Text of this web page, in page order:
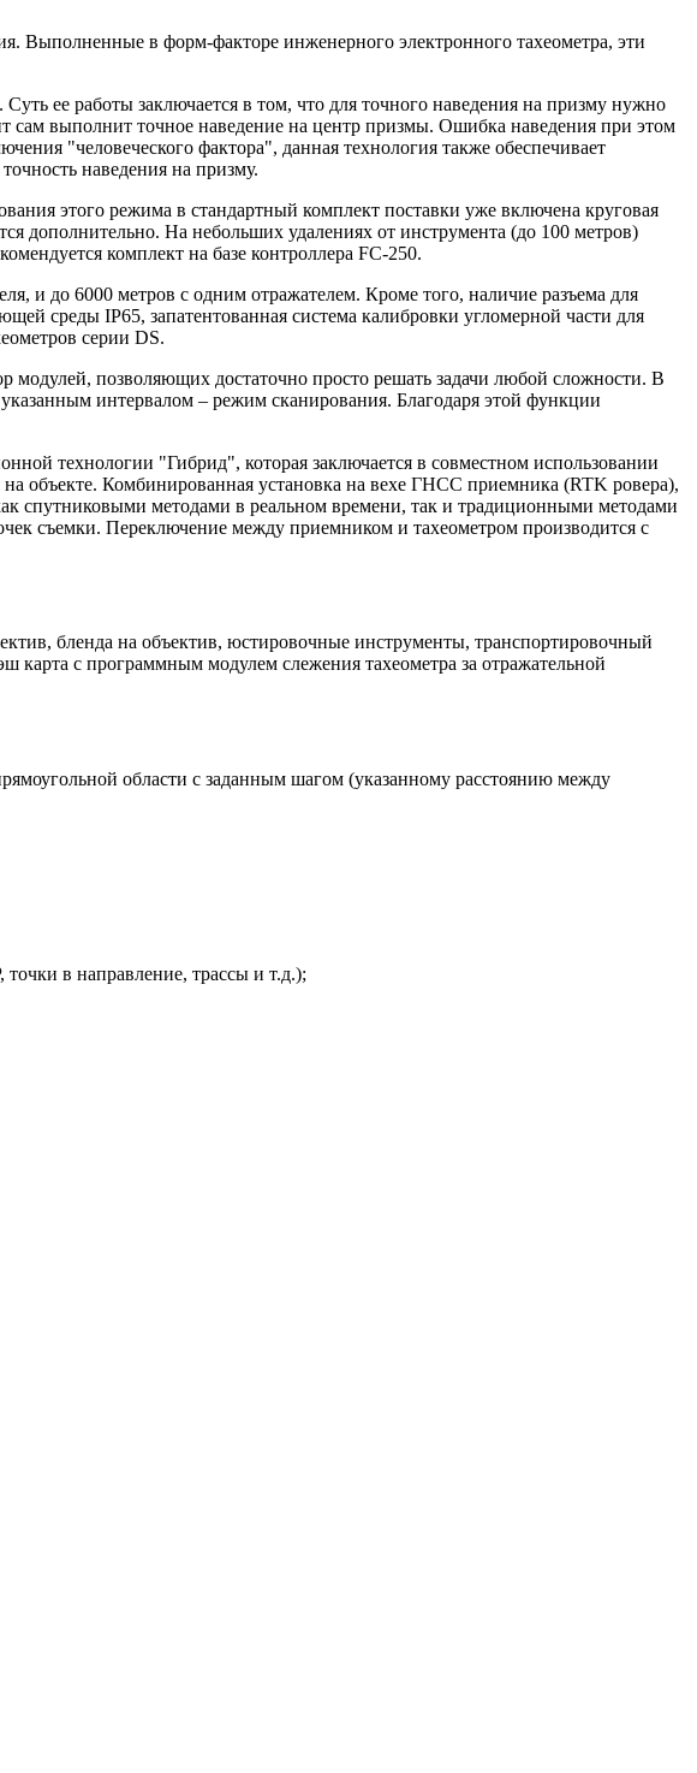
Выполненные в форм-факторе инженерного электронного тахеометра, эти
ее работы заключается в том, что для точного наведения на призму нужно
сам выполнит точное наведение на центр призмы. Ошибка наведения при этом
"человеческого фактора", данная технология также обеспечивает
наведения на призму.
этого режима в стандартный комплект поставки уже включена круговая
дополнительно. На небольших удалениях от инструмента (до 100 метров)
комплект на базе контроллера FC-250.
и до 6000 метров с одним отражателем. Кроме того, наличие разъема для
среды IP65, запатентованная система калибровки угломерной части для
серии DS.
позволяющих достаточно просто решать задачи любой сложности. В
интервалом – режим сканирования. Благодаря этой функции
технологии "Гибрид", которая заключается в совместном использовании
объекте. Комбинированная установка на вехе ГНСС приемника (RTK ровера),
спутниковыми методами в реальном времени, так и традиционными методами
съемки. Переключение между приемником и тахеометром производится с
бленда на объектив, юстировочные инструменты, транспортировочный
карта с программным модулем слежения тахеометра за отражательной
области с заданным шагом (указанному расстоянию между
в направление, трассы и т.д.);